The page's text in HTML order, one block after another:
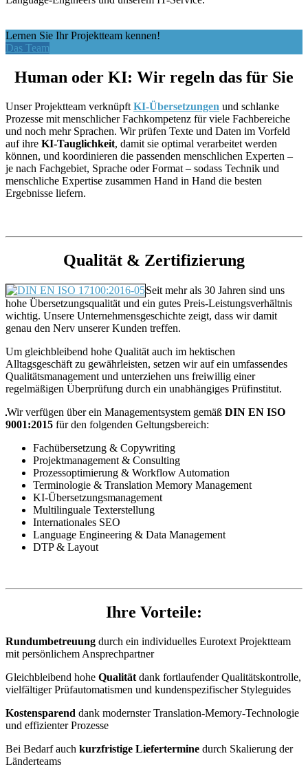
Lernen Sie Ihr Projektteam kennen!
Das Team
Human oder KI: Wir regeln das für Sie
Unser Projektteam verknüpft KI-Übersetzungen und schlanke
Prozesse mit menschlicher Fachkompetenz für viele Fachbereiche
und noch mehr Sprachen. Wir prüfen Texte und Daten im Vorfeld
auf ihre KI-Tauglichkeit, damit sie optimal verarbeitet werden
können, und koordinieren die passenden menschlichen Experten –
je nach Fachgebiet, Sprache oder Format – sodass Technik und
menschliche Expertise zusammen Hand in Hand die besten
Ergebnisse liefern.
Qualität & Zertifizierung
Seit mehr als 30 Jahren sind uns
hohe Übersetzungsqualität und ein gutes Preis-Leistungsverhältnis
wichtig. Unsere Unternehmensgeschichte zeigt, dass wir damit
genau den Nerv unserer Kunden treffen.
Um gleichbleibend hohe Qualität auch im hektischen
Alltagsgeschäft zu gewährleisten, setzen wir auf ein umfassendes
Qualitätsmanagement und unterziehen uns freiwillig einer
regelmäßigen Überprüfung durch ein unabhängiges Prüfinstitut.
Wir verfügen über ein Managementsystem gemäß DIN EN ISO
9001:2015 für den folgenden Geltungsbereich:
Fachübersetzung & Copywriting
Projektmanagement & Consulting
Prozessoptimierung & Workflow Automation
Terminologie & Translation Memory Management
KI-Übersetzungsmanagement
Multilinguale Texterstellung
Internationales SEO
Language Engineering & Data Management
DTP & Layout
Ihre Vorteile:
Rundumbetreuung durch ein individuelles Eurotext Projektteam
mit persönlichem Ansprechpartner
Gleichbleibend hohe Qualität dank fortlaufender Qualitätskontrolle,
vielfältiger Prüfautomatismen und kundenspezifischer Styleguides
Kostensparend dank modernster Translation-Memory-Technologie
und effizienter Prozesse
Bei Bedarf auch kurzfristige Liefertermine durch Skalierung der
Länderteams